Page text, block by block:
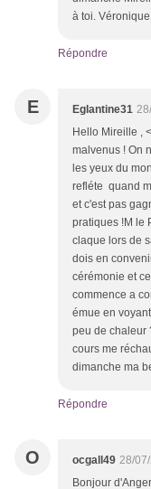
à toi. Véronique
Répondre
E Eglantine31
Hello Mireille ,
malvenus ! On
les yeux du
refléte quand
et c'est pas
pratiques !M le
claque lors de
dois en
cérémonie et
commence a
émue en
peu de chaleur
cours me
dimanche ma
Répondre
O ocgall49 28/
Bonjour